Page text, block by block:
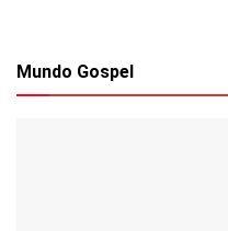
Mundo Gospel